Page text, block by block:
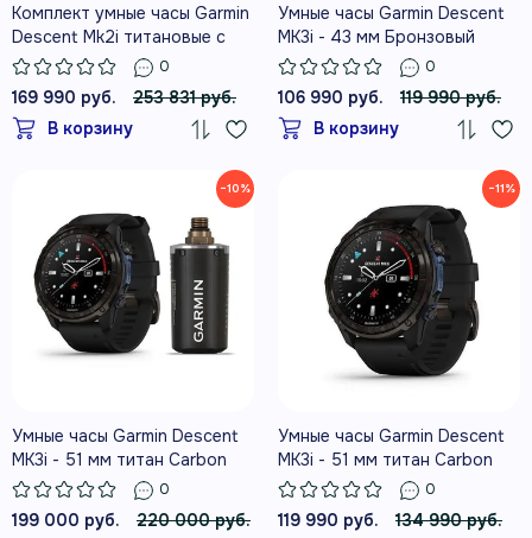
Комплект умные часы Garmin
Descent Mk2i титановые с
DLC-покрытием и черным
титановым ремешком +
датчик Descent T1
0
169 990 руб.
253 831 руб.
В корзину
Умные часы Garmin Descent
MK3i - 43 мм Бронзовый
титан с PVD-покрытием,
силиконовый ремешок
французского серого цвета
0
106 990 руб.
119 990 руб.
В корзину
−10%
Умные часы Garmin Descent
MK3i - 51 мм титан Carbon
Grey DLC с черным
силиконовым ремешком и
приемопередатчиком
0
199 000 руб. 220 000 руб.
−11%
Умные часы Garmin Descent
MK3i - 51 мм титан Carbon
Grey DLC с черным
силиконовым ремешком
0
119 990 руб. 134 990 руб.